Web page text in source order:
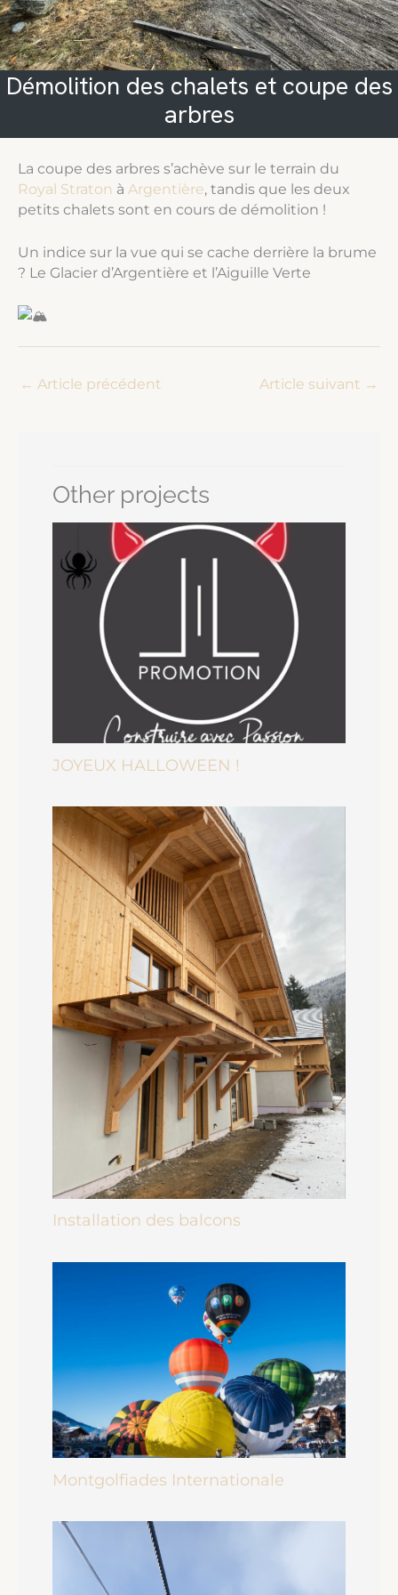
Démolition des chalets et coupe des
arbres
La coupe des arbres s’achève sur le terrain du
Royal Straton à Argentière, tandis que les deux
petits chalets sont en cours de démolition !
Un indice sur la vue qui se cache derrière la brume
? Le Glacier d’Argentière et l’Aiguille Verte
← Article précédent Article suivant →
Other projects
JOYEUX HALLOWEEN !
Installation des balcons
Montgolfiades Internationale